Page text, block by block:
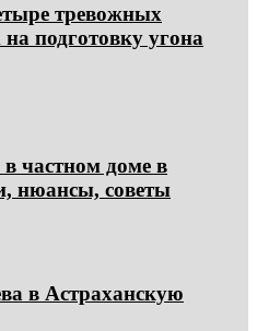
тревожных
подготовку угона
частном доме в
нюансы, советы
в Астраханскую